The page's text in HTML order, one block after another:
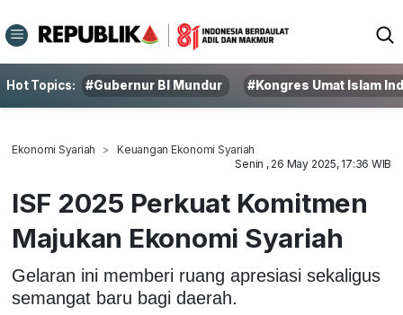
Hot Topics: #Gubernur BI Mundur #Kongres Umat Islam
Ekonomi Syariah
Keuangan Ekonomi Syariah
Senin , 26 May 2025, 17:36 WIB
ISF 2025 Perkuat Komitmen
Majukan Ekonomi Syariah
Gelaran ini memberi ruang apresiasi sekaligus
semangat baru bagi daerah.